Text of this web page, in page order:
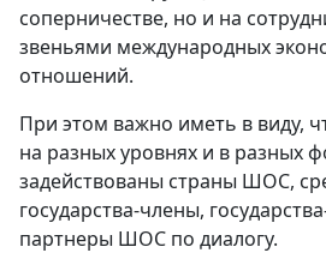
соперничестве, но и на
звеньями международных
отношений.
При этом важно иметь в виду,
на разных уровнях и в разных
задействованы страны ШОС,
государства-члены,
партнеры ШОС по диалогу.